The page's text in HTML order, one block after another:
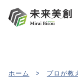
ホーム >
プロが教